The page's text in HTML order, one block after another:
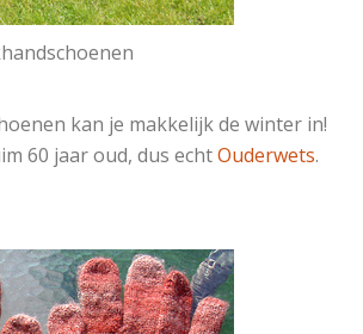
kan je makkelijk de winter in!
60 jaar oud, dus echtOuderwets.